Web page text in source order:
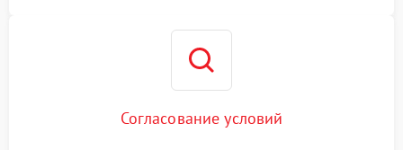
Согласование условий